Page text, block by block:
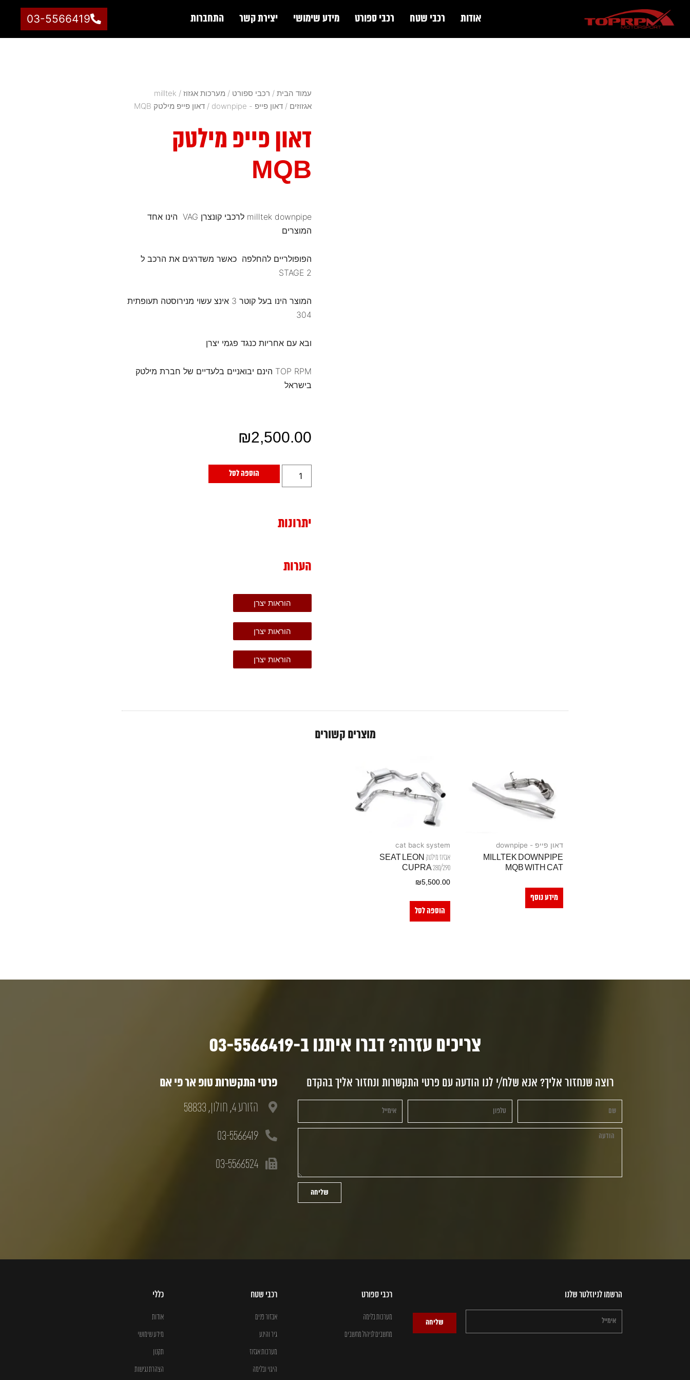
אודות רכבי שטח רכבי ספורט מידע שימושי יצירת קשר התחברות 03-5566419
עמוד הבית / רכבי ספורט / מערכות אגזוז /
milltek
אגזוזים / דאון פייפ - downpipe / דאון פייפ מילטק MQB
דאון פייפ מילטק
MQB
milltek downpipe לרכבי קונצרן VAG הינו אחד
המוצרים
הפופולריים להחלפה כאשר משדרגים את הרכב ל
STAGE 2
המוצר הינו בעל קוטר 3 אינצ עשוי מנירוסטה תעופתית
304
ובא עם אחריות כנגד פגמי יצרן
TOP RPM הינם יבואניים בלעדיים של חברת מילטק
בישראל
₪2,500.00
הוספה לסל
יתרונות
הערות
הוראות יצרן
הוראות יצרן
הוראות יצרן
מוצרים קשורים
דאון פייפ - downpipe
MILLTEK DOWNPIPE
MQB WITH CAT
מידע נוסף
cat back system
אגזוז מילטק SEAT LEON
CUPRA 280/290
₪5,500.00
הוספה לסל
צריכים עזרה? דברו איתנו ב-03-5566419
רוצה שנחזור אליך? אנא שלח/י לנו הודעה עם פרטי התקשרות ונחזור אליך בהקדם
שליחה
פרטי התקשרות טופ אר פי אם
הזורע 4, חולון, 58833
03-5566419
03-5566524
הרשמו לניוזלטר שלנו
שליחה
רכבי ספורט
מערכות בלימה
מחשבים לניהול מחשבים
רכבי שטח
אבזור פנים
גיר והינע
מערכות אגזוז
היגוי ובלימה
כללי
אודות
מידע שימושי
תקנון
הצהרת נגישות